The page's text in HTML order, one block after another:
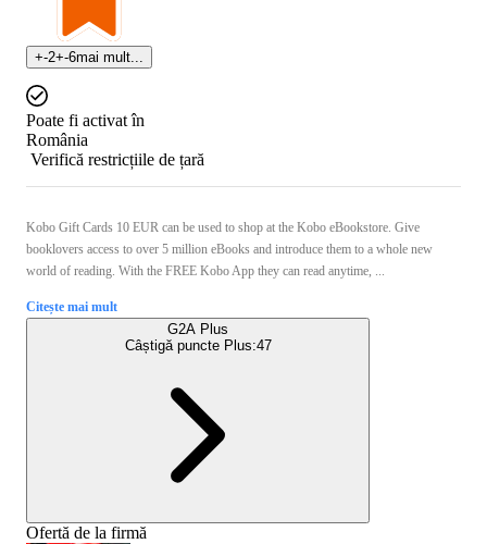
+-2+-6mai mult...
Poate fi activat în
România
Verifică restricțiile de țară
Kobo Gift Cards 10 EUR can be used to shop at the Kobo eBookstore. Give
booklovers access to over 5 million eBooks and introduce them to a whole new
world of reading. With the FREE Kobo App they can read anytime, ...
Citește mai mult
G2A Plus
Câștigă puncte Plus:47
Ofertă de la firmă